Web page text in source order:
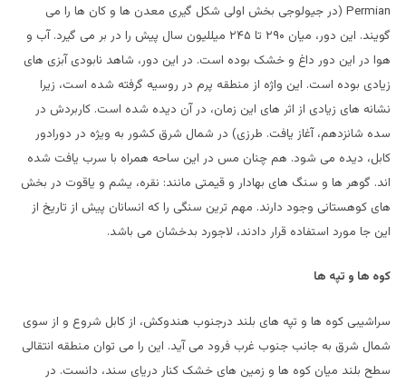
Permian (در جیولوجی بخش اولی شکل گیری معدن ها و کان ها را می
گویند. این دور، میان ۲۹۰ تا ۲۴۵ میللیون سال پیش را در بر می گیرد. آب و
هوا در این دور داغ و خشک بوده است. در این دور، شاهد نابودی آبزی های
زیادی بوده است. این واژه از منطقه پرم در روسیه گرفته شده است، زیرا
نشانه های زیادی از اثر های این زمان، در آن دیده شده است. کاربردش در
سده شانزدهم، آغاز یافت. طرزی) در شمال شرق کشور به ویژه در دورادور
کابل، دیده می شود. هم چنان مس در این ساحه همراه با سرب یافت شده
اند. گوهر ها و سنگ های بهادار و قیمتی مانند: نقره، یشم و یاقوت در بخش
های کوهستانی وجود دارند. مهم ترین سنگی را که انسانان پیش از تاریخ از
این جا مورد استفاده قرار دادند، لاجورد بدخشان می باشد.
کوه ها و تپه ها
سراشیبی کوه ها و تپه های بلند درجنوب هندوکش، از کابل شروع و از سوی
شمال شرق به جانب جنوب غرب فرود می آید. این را می توان منطقه انتقالی
سطح بلند میان کوه ها و زمین های خشک کنار دریای سند، دانست. در